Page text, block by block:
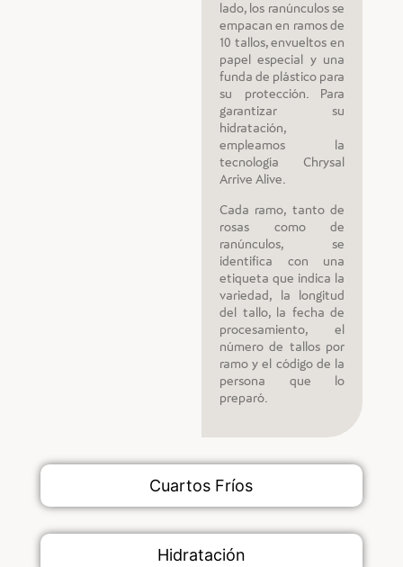
Cuartos Fríos
Hidratación
lado, los ranúnculos se
empacan en ramos de
10 tallos, envueltos en
papel especial y una
funda de plástico para
su protección. Para
garantizar su
hidratación,
empleamos la
tecnología Chrysal
Arrive Alive.
Cada ramo, tanto de
rosas como de
ranúnculos, se
identifica con una
etiqueta que indica la
variedad, la longitud
del tallo, la fecha de
procesamiento, el
número de tallos por
ramo y el código de la
persona que lo
preparó.